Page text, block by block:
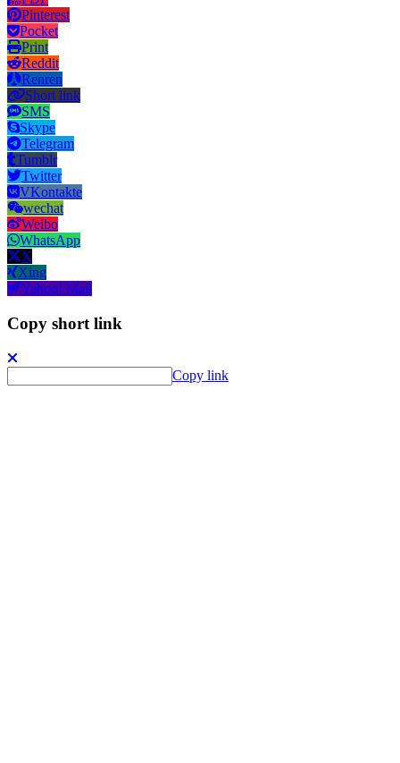
Pinterest
Pocket
Print
Reddit
Renren
Short link
SMS
Skype
Telegram
Tumblr
Twitter
VKontakte
wechat
Weibo
WhatsApp
X
Xing
Yahoo! Mail
Copy short link
Copy link